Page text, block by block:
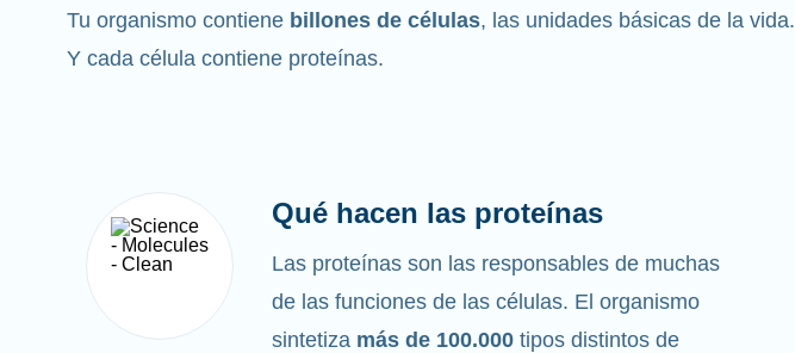
Tu organismo contiene billones de células, las unidades básicas de la vida.
Y cada célula contiene proteínas.
Qué hacen las proteínas
Las proteínas son las responsables de muchas
de las funciones de las células. El organismo
sintetiza más de 100.000 tipos distintos de